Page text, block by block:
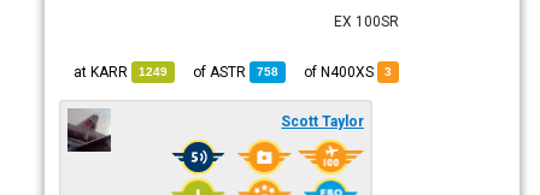
EX 100SR
3
758
ASTR
1249
KARR
Scott Taylor